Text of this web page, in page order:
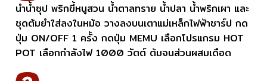
นำน้ำซุป พริกขี้หนูสวน น้ำตาลทราย น้ำปลา น้ำพริกเผา และ
ชุดต้มยำใส่ลงในหม้อ วางลงบนเตาแม่เหล็กไฟฟ้าชาร์ป กด
ปุ่ม ON/OFF 1 ครั้ง กดปุ่ม MEMU เลือกโปรแกรม HOT
POT เลือกกำลังไฟ 1000 วัตต์ ต้มจนส่วนผสมเดือด